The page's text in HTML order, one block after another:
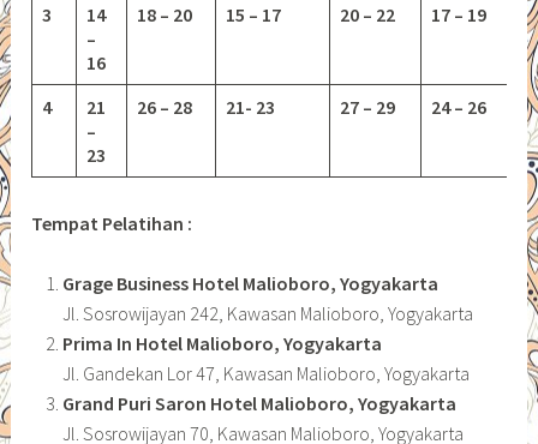
3
14
–
16
18 – 20 15 – 17 20 – 22 17 – 19
4
21
–
23
26 – 28 21- 23 27 – 29 24 – 26
Tempat Pelatihan :
Grage Business Hotel Malioboro, Yogyakarta
Jl. Sosrowijayan 242, Kawasan Malioboro, Yogyakarta
Prima In Hotel Malioboro, Yogyakarta
Jl. Gandekan Lor 47, Kawasan Malioboro, Yogyakarta
Grand Puri Saron Hotel Malioboro, Yogyakarta
Jl. Sosrowijayan 70, Kawasan Malioboro, Yogyakarta